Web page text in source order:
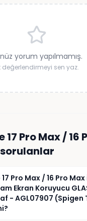
yorum yapılmamış.
değerlendirmeyi sen yaz.
17 Pro Max / 16
sorulanlar
Pro Max / 16 Pro
Ekran Koruyucu
- AGL07907 (Spigen